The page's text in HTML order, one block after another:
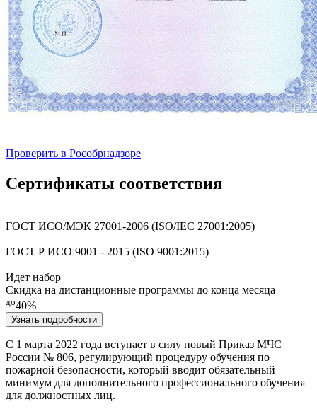
Проверить в Рособрнадзоре
Сертификаты соответствия
ГОСТ ИСО/МЭК 27001-2006 (ISO/IEC 27001:2005)
ГОСТ Р ИСО 9001 - 2015 (ISO 9001:2015)
Идет набор
Скидка на дистанционные программы до конца месяца
до40%
Узнать подробности
С 1 марта 2022 года вступает в силу новый Приказ МЧС
России № 806, регулирующий процедуру обучения по
пожарной безопасности, который вводит обязательный
минимум для дополнительного профессионального обучения
для должностных лиц.